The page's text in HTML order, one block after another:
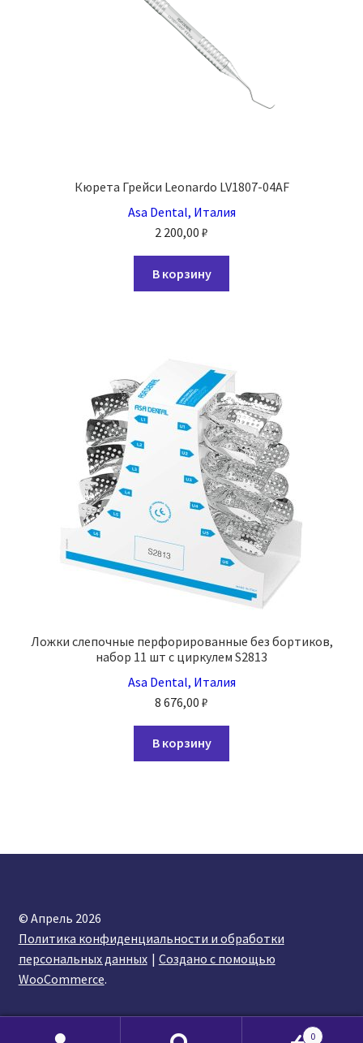
Кюрета Грейси Leonardo LV1807-04AF
Asa Dental, Италия
2 200,00 ₽
В корзину
Ложки слепочные перфорированные без бортиков,
набор 11 шт с циркулем S2813
Asa Dental, Италия
8 676,00 ₽
В корзину
© Апрель 2026
Политика конфиденциальности и обработки
персональных данных
Создано с помощью
WooCommerce.
0